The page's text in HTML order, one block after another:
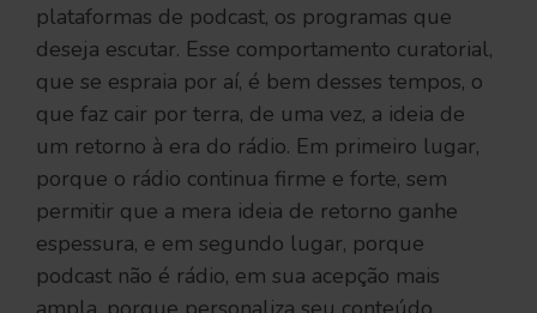
plataformas de podcast, os programas que
deseja escutar. Esse comportamento curatorial,
que se espraia por aí, é bem desses tempos, o
que faz cair por terra, de uma vez, a ideia de
um retorno à era do rádio. Em primeiro lugar,
porque o rádio continua firme e forte, sem
permitir que a mera ideia de retorno ganhe
espessura, e em segundo lugar, porque
podcast não é rádio, em sua acepção mais